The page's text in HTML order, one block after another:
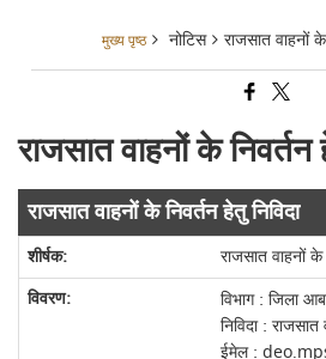
मुख्य पृष्ठ नोटिस राजसात वाहनों
राजसात वाहनों के निवर्तन
राजसात वाहनों के निवर्तन हेतु निविदा
राजसात वाहनों के
विभाग : जिला
निविदा : राजसात
ईमेल :